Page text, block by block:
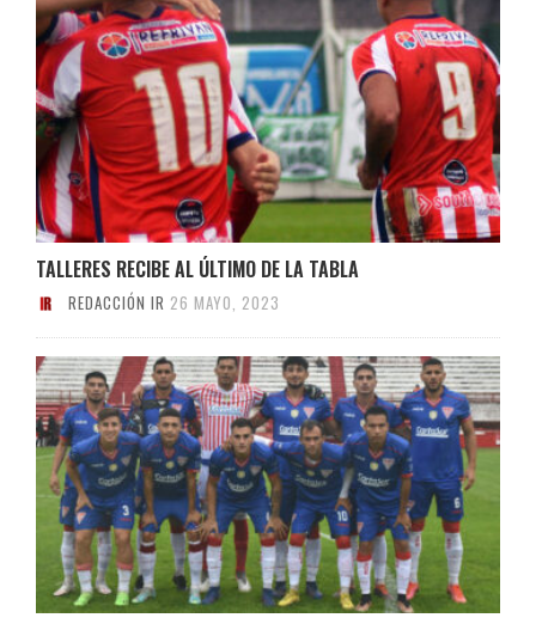
TALLERES RECIBE AL ÚLTIMO DE LA TABLA
REDACCIÓN IR 26 MAYO, 2023